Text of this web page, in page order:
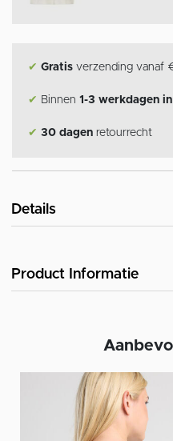
✔ Gratis verzending vanaf
✔ Binnen 1-3 werkdagen
✔ 30 dagen retourrecht
Details
Product Informatie